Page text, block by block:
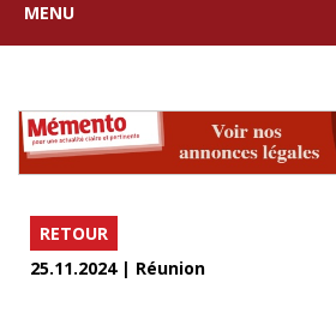
MENU
RETOUR
25.11.2024 | Réunion